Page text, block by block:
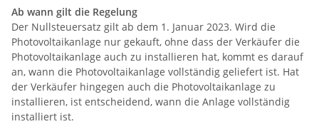
Ab wann gilt die Regelung
Der Nullsteuersatz gilt ab dem 1. Januar 2023. Wird die
Photovoltaikanlage nur gekauft, ohne dass der Verkäufer die
Photovoltaikanlage auch zu installieren hat, kommt es darauf
an, wann die Photovoltaikanlage vollständig geliefert ist. Hat
der Verkäufer hingegen auch die Photovoltaikanlage zu
installieren, ist entscheidend, wann die Anlage vollständig
installiert ist.